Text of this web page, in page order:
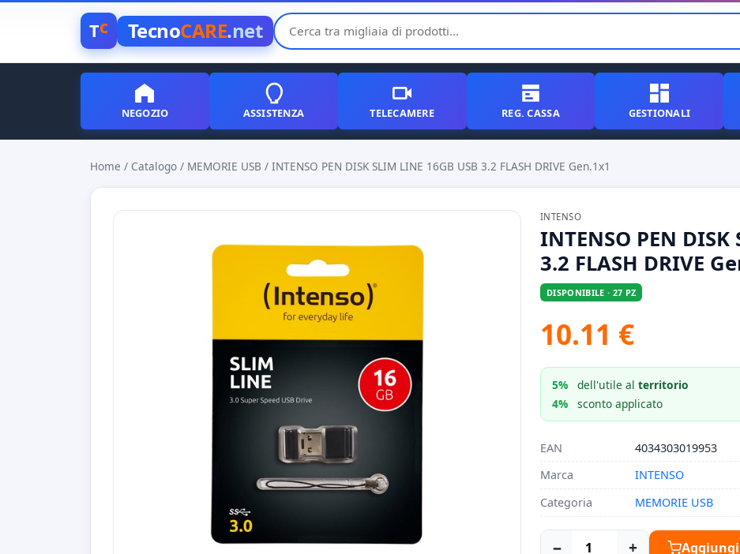
Tc TecnoCARE.net
NEGOZIO ASSISTENZA TELECAMERE REG. CASSA GESTIONALI
Home / Catalogo / MEMORIE USB / INTENSO PEN DISK SLIM LINE 16GB USB 3.2 FLASH DRIVE Gen.1x1
INTENSO
INTENSO PEN DISK
3.2 FLASH DRIVE
DISPONIBILE · 27 PZ
10.11 €
5% dell'utile alterritorio
4%
sconto applicato
EAN
4034303019953
Marca
INTENSO
Categoria
MEMORIE USB
− +